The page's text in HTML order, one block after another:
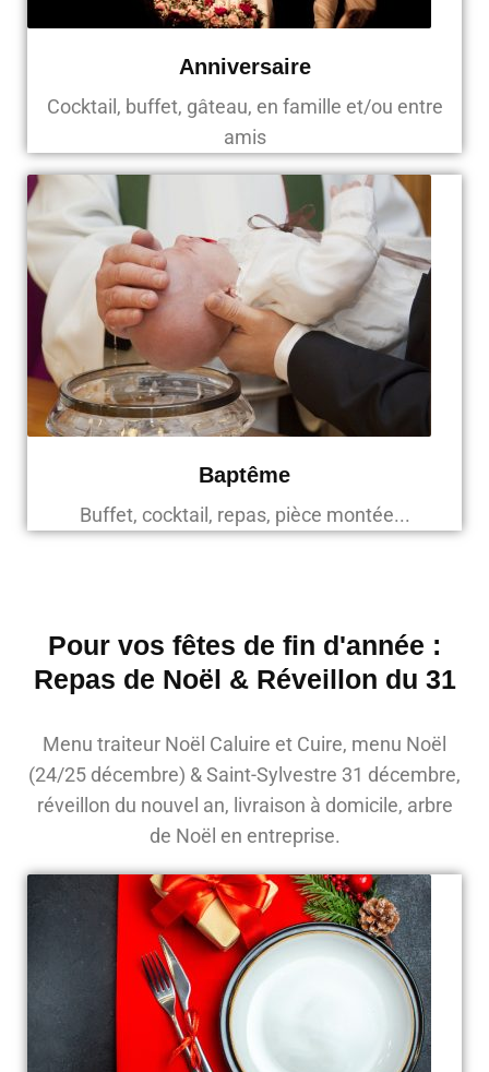
Anniversaire
Cocktail, buffet, gâteau, en famille et/ou entre
amis
Baptême
Buffet, cocktail, repas, pièce montée...
Pour vos fêtes de fin d'année :
Repas de Noël & Réveillon du 31
Menu traiteur Noël Caluire et Cuire, menu Noël
(24/25 décembre) & Saint-Sylvestre 31 décembre,
réveillon du nouvel an, livraison à domicile, arbre
de Noël en entreprise.